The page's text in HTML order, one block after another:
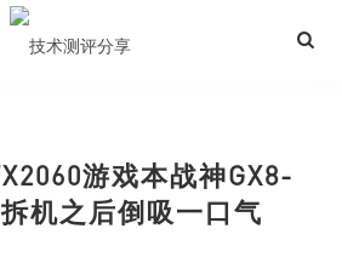
游戏本战神GX8-
机之后倒吸一口气